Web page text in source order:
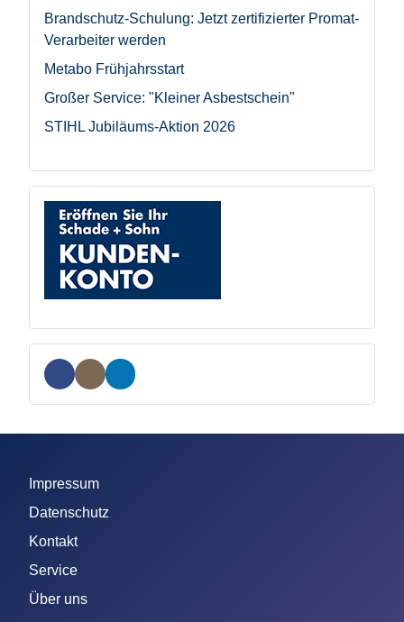
Brandschutz-Schulung: Jetzt zertifizierter Promat-
Verarbeiter werden
Metabo Frühjahrsstart
Großer Service: "Kleiner Asbestschein"
STIHL Jubiläums-Aktion 2026
Impressum
Datenschutz
Kontakt
Service
Über uns